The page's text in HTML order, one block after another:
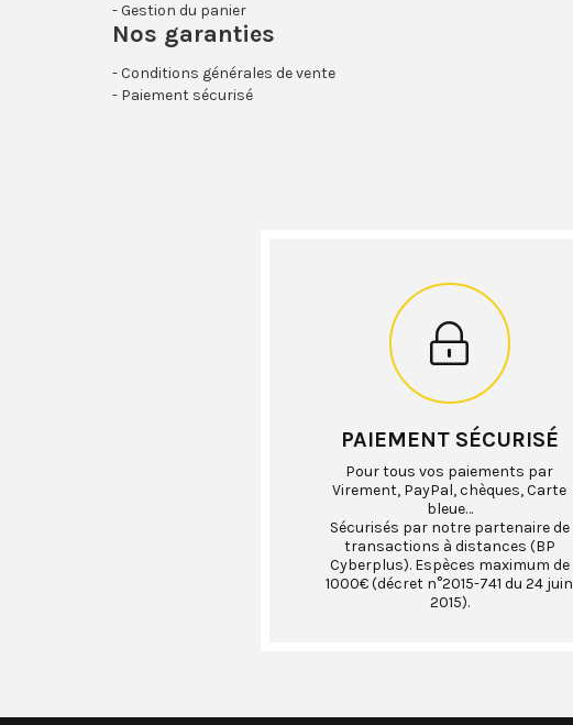
Gestion du panier
Nos garanties
Conditions générales de vente
Paiement sécurisé
PAIEMENT SÉCURISÉ
Pour tous vos paiements par
Virement, PayPal, chèques, Carte
bleue…
Sécurisés par notre partenaire de
transactions à distances (BP
Cyberplus). Espèces maximum de
1000€ (décret n°2015-741 du 24 juin
2015).